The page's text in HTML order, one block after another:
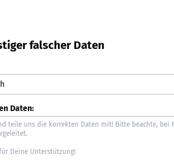
falscher Daten
Daten: